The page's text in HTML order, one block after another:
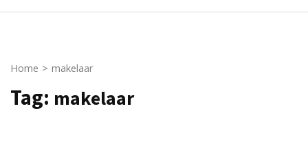
Home > makelaar
Tag: makelaar